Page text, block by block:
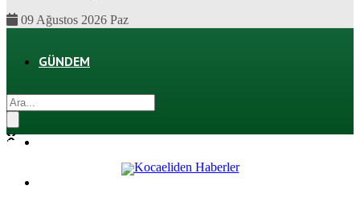
09 Ağustos 2026 Paz
GÜNDEM